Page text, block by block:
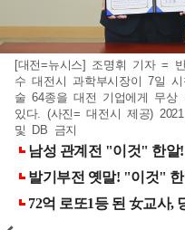
[대전=뉴시스] 조명휘 기자 =
수 대전시 과학부시장이 7일
술 64종을 대전 기업에게 무상
있다. (사진= 대전시 제공)
및 DB 금지